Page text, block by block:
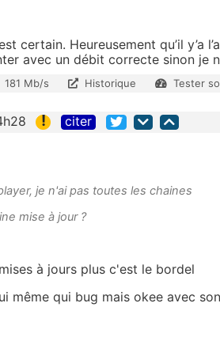
certain. Heureusement qu’il y’a
avec un débit correcte sinon je
181 Mb/s Historique Tester
! citer
je n'ai pas toutes les chaines
mise à jour ?
à jours plus c'est le bordel
même qui bug mais okee avec